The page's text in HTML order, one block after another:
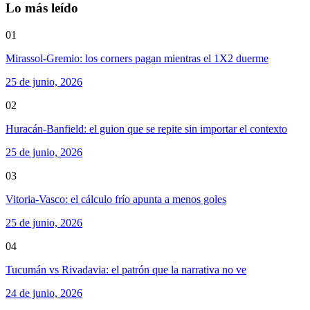
Lo más leído
01
Mirassol-Gremio: los corners pagan mientras el 1X2 duerme
25 de junio, 2026
02
Huracán-Banfield: el guion que se repite sin importar el contexto
25 de junio, 2026
03
Vitoria-Vasco: el cálculo frío apunta a menos goles
25 de junio, 2026
04
Tucumán vs Rivadavia: el patrón que la narrativa no ve
24 de junio, 2026